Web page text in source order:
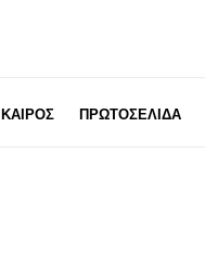
ΚΑΙΡΟΣ ΠΡΩΤΟΣΕΛΙΔΑ